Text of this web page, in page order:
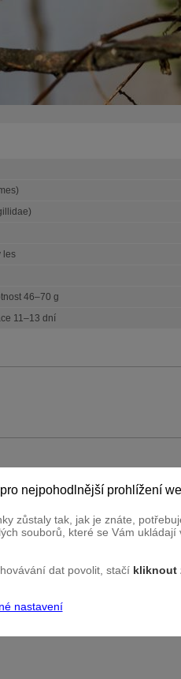
les
46–70 g
11–13 dní
nejpohodlnější prohlížení
zůstaly tak, jak je znáte,
souborů, které se Vám
dat povolit, stačí kliknout
nastavení